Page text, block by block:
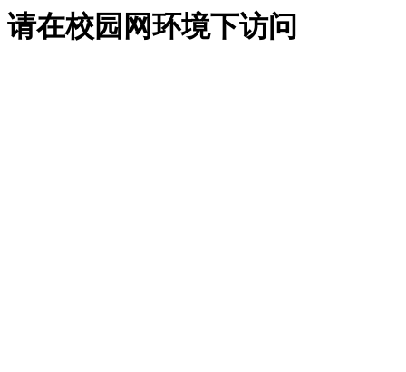
请在校园网环境下访问